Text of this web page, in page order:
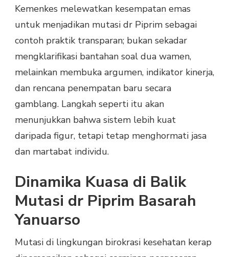
Kemenkes melewatkan kesempatan emas
untuk menjadikan mutasi dr Piprim sebagai
contoh praktik transparan; bukan sekadar
mengklarifikasi bantahan soal dua wamen,
melainkan membuka argumen, indikator kinerja,
dan rencana penempatan baru secara
gamblang. Langkah seperti itu akan
menunjukkan bahwa sistem lebih kuat
daripada figur, tetapi tetap menghormati jasa
dan martabat individu.
Dinamika Kuasa di Balik
Mutasi dr Piprim Basarah
Yanuarso
Mutasi di lingkungan birokrasi kesehatan kerap